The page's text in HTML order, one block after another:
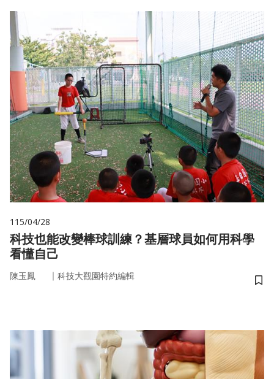
115/04/28
科技也能改變棒球訓練？基層球員如何用科學
看懂自己
陳玉鳳 ｜ 科技大觀園特約編輯
儲